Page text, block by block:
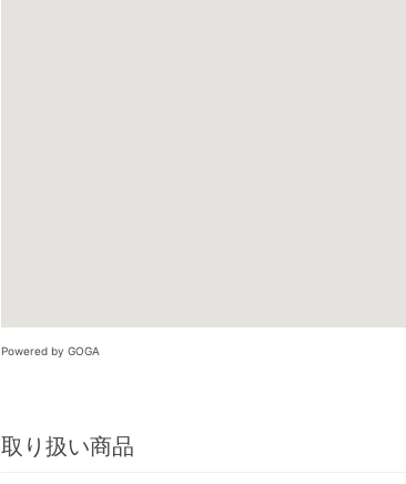
Powered by GOGA
取り扱い商品